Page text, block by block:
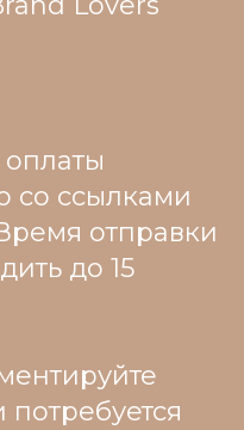
со ссылками
отправки
до 15